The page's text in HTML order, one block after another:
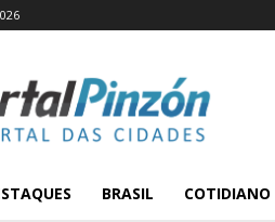
BRASIL COTIDIANO